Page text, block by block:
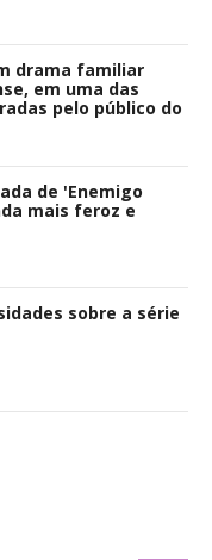
drama familiar
em uma das
pelo público do
de 'Enemigo
mais feroz e
sobre a série